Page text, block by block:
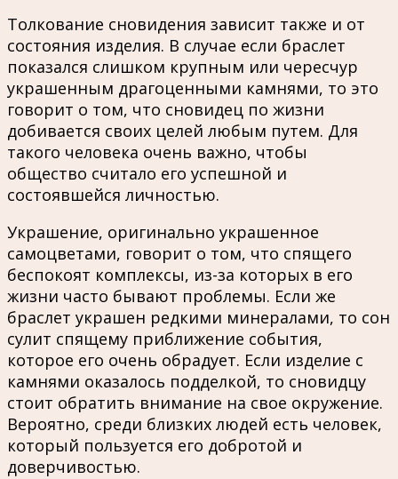
Толкование сновидения зависит также и от
состояния изделия. В случае если браслет
показался слишком крупным или чересчур
украшенным драгоценными камнями, то это
говорит о том, что сновидец по жизни
добивается своих целей любым путем. Для
такого человека очень важно, чтобы
общество считало его успешной и
состоявшейся личностью.
Украшение, оригинально украшенное
самоцветами, говорит о том, что спящего
беспокоят комплексы, из-за которых в его
жизни часто бывают проблемы. Если же
браслет украшен редкими минералами, то сон
сулит спящему приближение события,
которое его очень обрадует. Если изделие с
камнями оказалось подделкой, то сновидцу
стоит обратить внимание на свое окружение.
Вероятно, среди близких людей есть человек,
который пользуется его добротой и
доверчивостью.